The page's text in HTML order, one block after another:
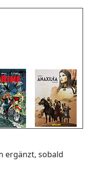
ergänzt, sobald